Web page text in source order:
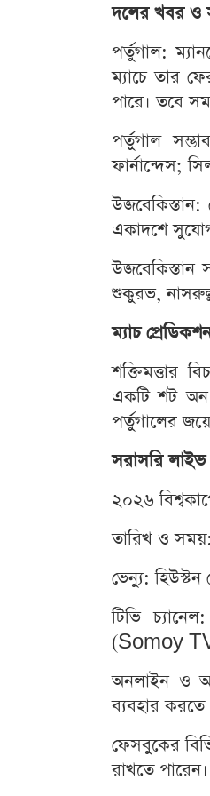
দলের খবর ও
পর্তুগাল:
ম্যাচে তার
পারে। তবে
পর্তুগাল
ফার্নান্দেস;
একাদশে
শুকুরভ,
ম্যাচ
শক্তিমত্তার
একটি শট অন
পর্তুগালের
সরাসরি
২০২৬
তারিখ ও
ভেন্যু: হিউস্টন
টিভি
(Somoy
অনলাইন ও
ব্যবহার করতে
ফেসবুকের
রাখতে পারেন।